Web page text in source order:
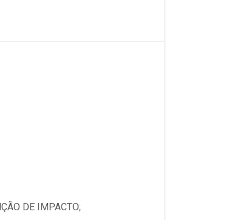
DE IMPACTO;